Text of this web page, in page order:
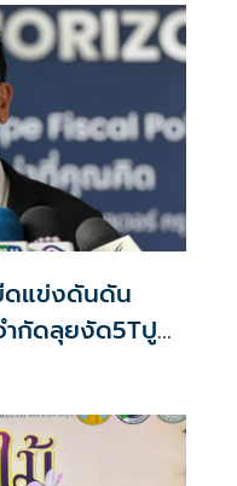
ดแข่งดันดัน
กัดลุยงัด5Tปู